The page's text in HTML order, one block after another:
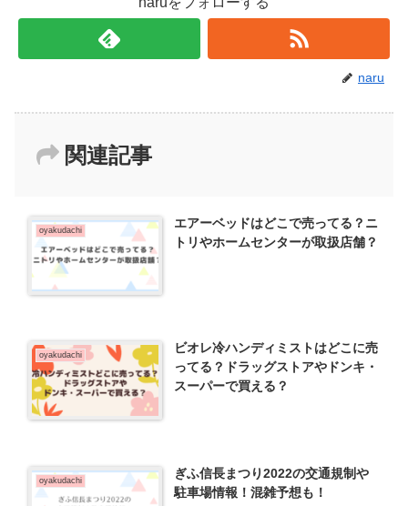
naru
関連記事
oyakudachi
エアーベッドはどこで売ってる？ニ
トリやホームセンターが取扱店舗？
oyakudachi
ビオレ冷ハンディミストはどこに売
ってる？ドラッグストアやドンキ・
スーパーで買える？
oyakudachi
ぎふ信長まつり2022の交通規制や
駐車場情報！混雑予想も！